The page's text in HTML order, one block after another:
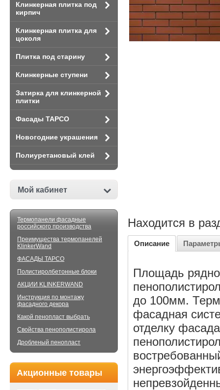
Клинкерная плитка под
кирпич
Клинкерная плитка для
цоколя
Плитка под старину
Клинкерные ступени
Затирка для клинкерной
плитки
Фасады TAPCO
Новогодние украшения
Полиуретановый клей
Мой кабинет
Термопанели фасадные
российского производства
Преимущества термопанелей
KlinkerWand
ФАСАДЫ TAPCO
Полистиролбетонные блоки
АКЦИИ KLINKERWAND
Инструкция по монтажу
фасадного декора
Какой пенопласт выбрать
Свойства пенополистирола
Дробленый пенопласт
Акционные товары
Находится в
Описание
Площадь
до 100мм.
фасадная
отделку